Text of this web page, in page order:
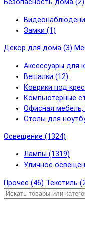
Безопасность дома (2)
Замки (1)
Декор для дома (3)
Аксессуары для
Вешалки (12)
Коврики под
Компьютерные
Офисная мебель,
Столы для
Освещение (1324)
Лампы (1319)
Уличное
Прочее (46) Текстиль